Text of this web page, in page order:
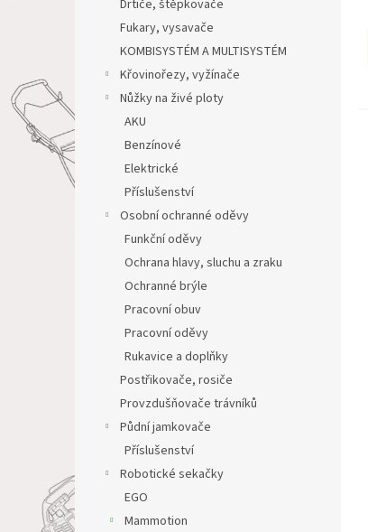
Drtiče, štěpkovače
Fukary, vysavače
KOMBISYSTÉM A MULTISYSTÉM
Křovinořezy, vyžínače
Nůžky na živé ploty
AKU
Benzínové
Elektrické
Příslušenství
Osobní ochranné oděvy
Funkční oděvy
Ochrana hlavy, sluchu a zraku
Ochranné brýle
Pracovní obuv
Pracovní oděvy
Rukavice a doplňky
Postřikovače, rosiče
Provzdušňovače trávníků
Půdní jamkovače
Příslušenství
Robotické sekačky
EGO
Mammotion